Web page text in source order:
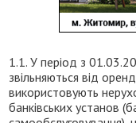
1.1. У період з
звільняються від
використовують
банківських установ